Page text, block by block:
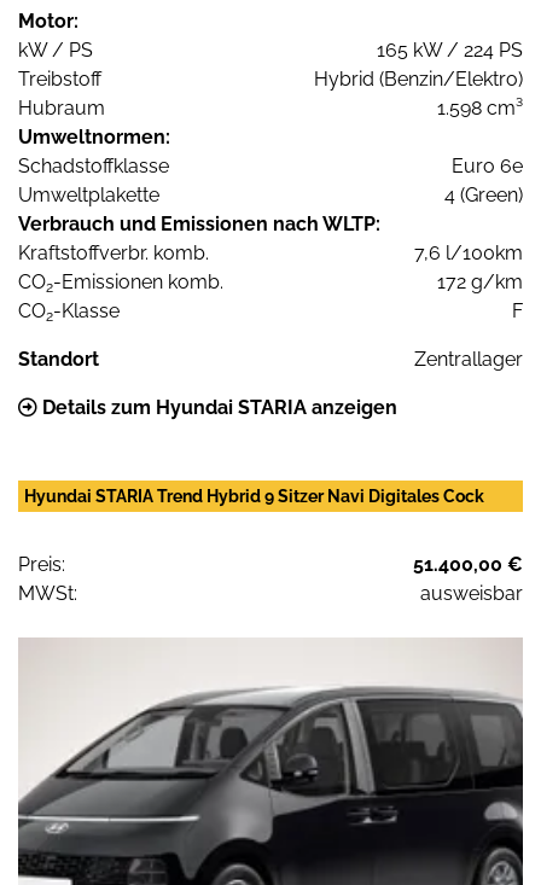
Motor:
kW / PS
165 kW / 224 PS
Treibstoff
Hybrid (Benzin/Elektro)
Hubraum
1.598 cm³
Umweltnormen:
Schadstoffklasse
Euro 6e
Umweltplakette
4 (Green)
Verbrauch und Emissionen nach WLTP:
Kraftstoffverbr. komb.
7,6 l/100km
CO2-Emissionen komb.
172 g/km
CO2-Klasse F
Standort Zentrallager
Details zum Hyundai STARIA anzeigen
Hyundai STARIA Trend Hybrid 9 Sitzer Navi Digitales Cock
Preis:
51.400,00 €
MWSt:
ausweisbar